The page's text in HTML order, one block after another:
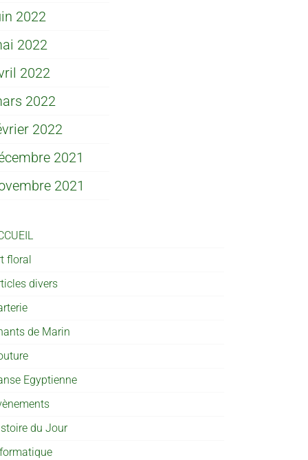
2022
2022
2022
2022
2022
2021
2021
floral
divers
de Marin
Egyptienne
du Jour